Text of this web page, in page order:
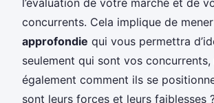
concurrents. Cela implique de
approfondie qui vous permettra
seulement qui sont vos concurrents,
également comment ils se
sont leurs forces et leurs faiblesses